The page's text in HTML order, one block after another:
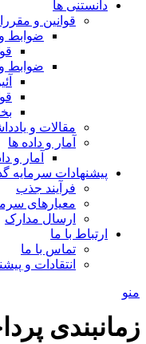
دانستنی ها
قوانین و
ضوابط
ضوابط
مقالات و
آمار و داده ها
آمار و
پیشنهادات سرمایه
فرآیند جذب
معیارهای
ارسال مدارک
ارتباط با ما
تماس با ما
انتقادات و
منو
زمانبندی پرداخت سود دوره 12